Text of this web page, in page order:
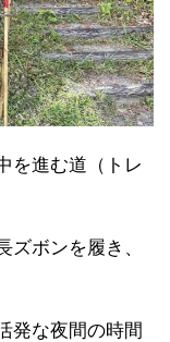
を進む道（トレ
ボンを履き、
発な夜間の時間